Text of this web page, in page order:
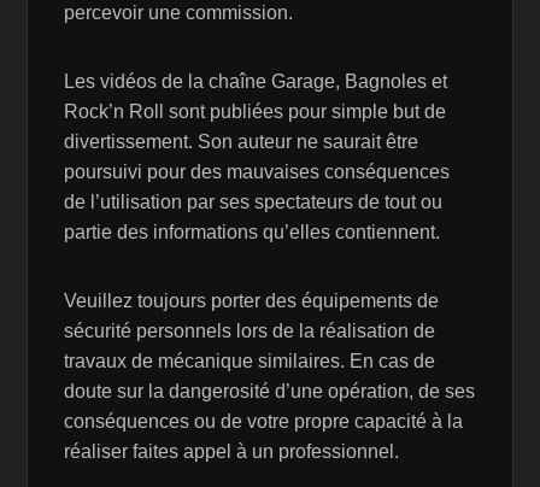
percevoir une commission.
Les vidéos de la chaîne Garage, Bagnoles et
Rock’n Roll sont publiées pour simple but de
divertissement. Son auteur ne saurait être
poursuivi pour des mauvaises conséquences
de l’utilisation par ses spectateurs de tout ou
partie des informations qu’elles contiennent.
Veuillez toujours porter des équipements de
sécurité personnels lors de la réalisation de
travaux de mécanique similaires. En cas de
doute sur la dangerosité d’une opération, de ses
conséquences ou de votre propre capacité à la
réaliser faites appel à un professionnel.